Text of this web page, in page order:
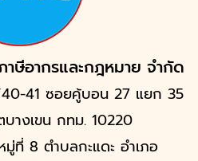
ษีอากรและกฎหมาย จำกัด
41 ซอยคู้บอน 27 แยก 35
บางเขน กทม. 10220
มู่ที่ 8 ตำบลกะแดะ อำเภอ